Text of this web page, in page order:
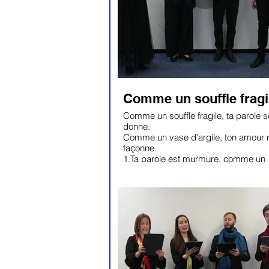
Comme un souffle
Comme un souffle fragile, ta parole
donne.
Comme un vase d'argile, ton amour
façonne.
1.Ta parole est murmure, comme un
jour.
2. Ta parole est naissance, comme
sort de prison
Ta parole est semence, qui promet la
moisson.
3.Ta parole est partage, comme on
du pain